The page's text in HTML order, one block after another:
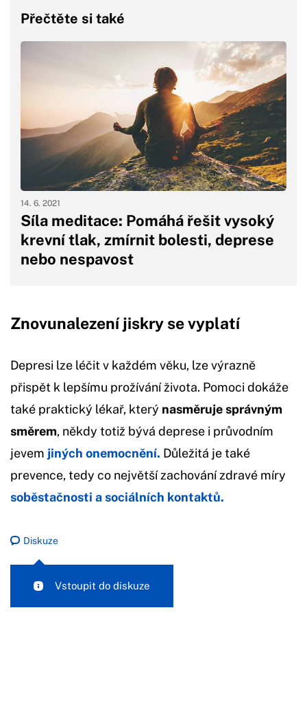
Přečtěte si také
Síla meditace: Pomáhá řešit vysoký
krevní tlak, zmírnit bolesti, deprese
nebo nespavost
14. 6. 2021
Znovunalezení jiskry se vyplatí
Depresi lze léčit v každém věku, lze výrazně
přispět k lepšímu prožívání života. Pomoci dokáže
také praktický lékař, který nasměruje správným
směrem, někdy totiž bývá deprese i průvodním
jevem jiných onemocnění. Důležitá je také
prevence, tedy co největší zachování zdravé míry
soběstačnosti a sociálních kontaktů.
Diskuze
Vstoupit do diskuze